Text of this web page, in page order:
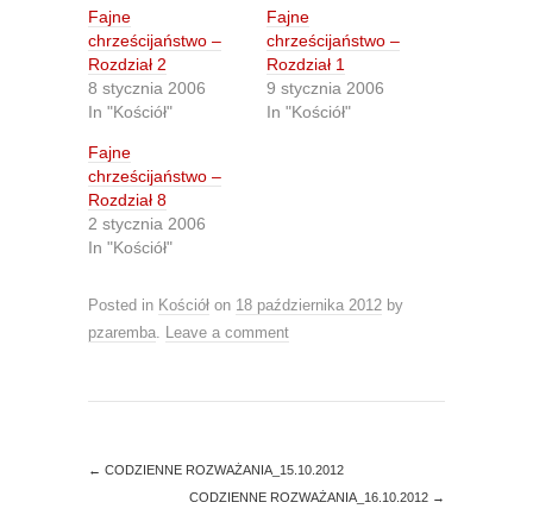
a
r
e
o
n
T
w
t
e
r
(
O
p
e
i
n
n
e
n
)
r
e
n
F
o
o
(
s
i
n
n
i
w
Fajne
chrześcijaństwo –
Rozdział 2
8 stycznia 2006
In "Kościół"
Fajne
chrześcijaństwo –
Rozdział 1
9 stycznia 2006
In "Kościół"
Fajne
chrześcijaństwo –
Rozdział 8
2 stycznia 2006
In "Kościół"
Posted in Kościół on 18 października 2012 by
pzaremba. Leave a comment
← CODZIENNE ROZWAŻANIA_15.10.2012
CODZIENNE ROZWAŻANIA_16.10.2012 →